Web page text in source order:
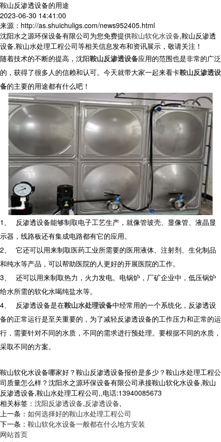
鞍山反渗透设备的用途
2023-06-30 14:41:00
来源：http://as.shuichuligs.com/news952405.html
沈阳水之源环保设备有限公司为您免费提供鞍山软化水设备,鞍山反渗透
设备,鞍山水处理工程公司等相关信息发布和资讯展示，敬请关注！
随着技术的不断的提高，沈阳鞍山反渗透设备应用的范围也是非常的广泛
的，获得了很多人的信赖和认可。今天就带大家一起来看卡鞍山反渗透设
备的主要的用途都有什么吧！
1、
反渗透设备能够制取电子工艺生产，就像管玻壳、显像管、液晶显
示器，线路板还有集成电路都有它的应用。
2、
它还可以用来制取医药工业所需要的医用液体、注射剂、生化制品
和纯水等产品，可以帮助医院的人更好的开展医院的工作。
3、
还可以用来制取热力，火力发电。电锅炉，厂矿企业中，低压锅炉
给水所需的软化水喝纯盐水等。
4、
反渗透设备是在鞍山水处理设备中经常用的一个系统化，反渗透设
备的正常运行是至关重要的，为了减轻反渗透设备的工作压力和正常的运
行，需要针对不同的水质，不同的需求进行预处理。要根据不同的水质，
采取不同的方案。
鞍山软化水设备哪家好？鞍山反渗透设备报价是多少？鞍山水处理工程公
司质量怎么样？沈阳水之源环保设备有限公司承接鞍山软化水设备,鞍山
反渗透设备,鞍山水处理工程公司,,电话:13940085673
相关标签： 沈阳反渗透设备,反渗透设备,
上一条： 如何选择好的鞍山水处理工程公司
下一条： 鞍山软化水设备一般都在什么地方安装
网站首页